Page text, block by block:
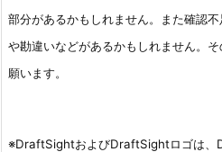
部分があるかもしれません。また確認
や勘違いなどがあるかもしれません。
願います。
※DraftSightおよびDraftSightロゴは、